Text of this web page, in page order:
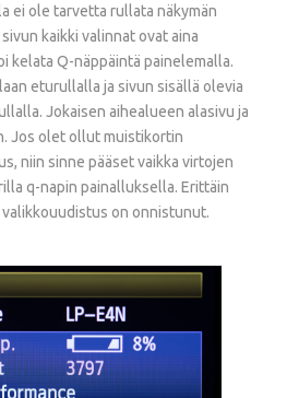
ei ole tarvetta rullata näkymän
kaikki valinnat ovat aina
kelata Q-näppäintä painelemalla.
eturullalla ja sivun sisällä olevia
Jokaisen aihealueen alasivu ja
Jos olet ollut muistikortin
niin sinne pääset vaikka virtojen
q-napin painalluksella. Erittäin
on onnistunut.